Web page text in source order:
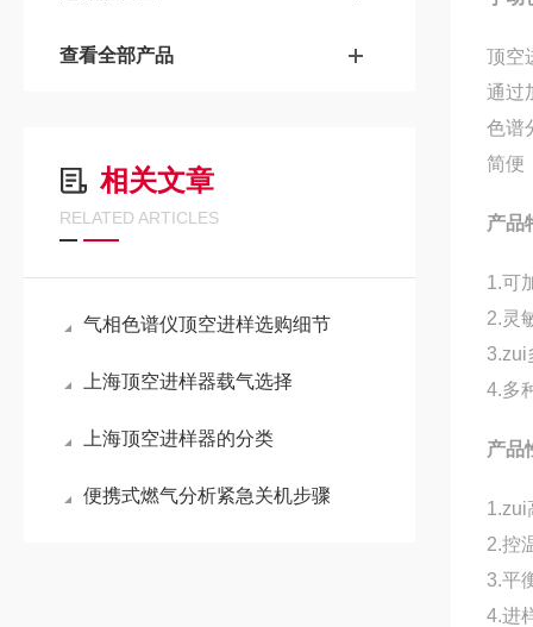
查看全部产品
相关文章
RELATED ARTICLES
气相色谱仪顶空进样选购细节
上海顶空进样器载气选择
上海顶空进样器的分类
便携式燃气分析紧急关机步骤
顶空
通过
色谱
简便
产品
1.可
2.灵
3.zui
4.多
产品
1.zui
2.控
3.平
4.进